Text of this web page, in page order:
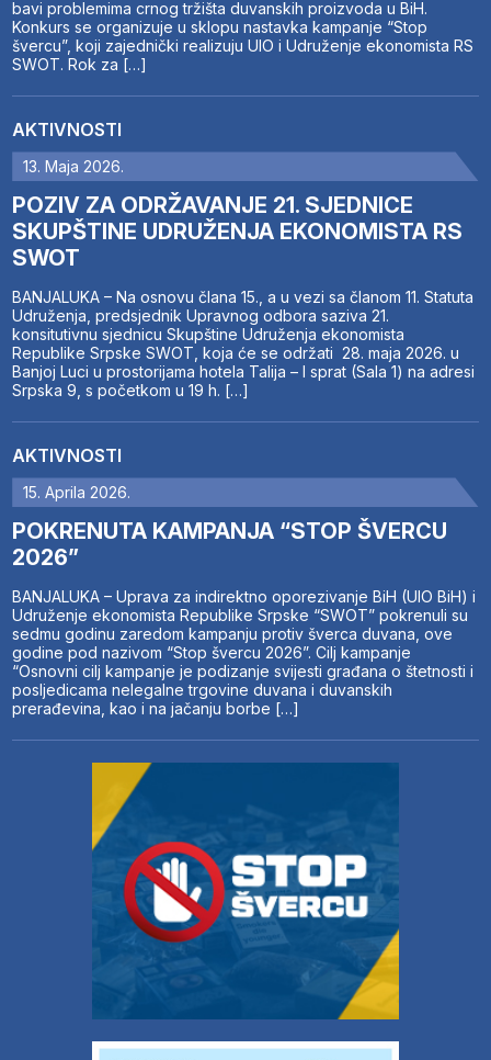
bavi problemima crnog tržišta duvanskih proizvoda u BiH.
Konkurs se organizuje u sklopu nastavka kampanje “Stop
švercu”, koji zajednički realizuju UIO i Udruženje ekonomista RS
SWOT. Rok za […]
AKTIVNOSTI
13. Maja 2026.
POZIV ZA ODRŽAVANJE 21. SJEDNICE
SKUPŠTINE UDRUŽENJA EKONOMISTA RS
SWOT
BANJALUKA – Na osnovu člana 15., a u vezi sa članom 11. Statuta
Udruženja, predsjednik Upravnog odbora saziva 21.
konsitutivnu sjednicu Skupštine Udruženja ekonomista
Republike Srpske SWOT, koja će se održati 28. maja 2026. u
Banjoj Luci u prostorijama hotela Talija – I sprat (Sala 1) na adresi
Srpska 9, s početkom u 19 h. […]
AKTIVNOSTI
15. Aprila 2026.
POKRENUTA KAMPANJA “STOP ŠVERCU
2026”
BANJALUKA – Uprava za indirektno oporezivanje BiH (UIO BiH) i
Udruženje ekonomista Republike Srpske “SWOT” pokrenuli su
sedmu godinu zaredom kampanju protiv šverca duvana, ove
godine pod nazivom “Stop švercu 2026”. Cilj kampanje
“Osnovni cilj kampanje je podizanje svijesti građana o štetnosti i
posljedicama nelegalne trgovine duvana i duvanskih
prerađevina, kao i na jačanju borbe […]